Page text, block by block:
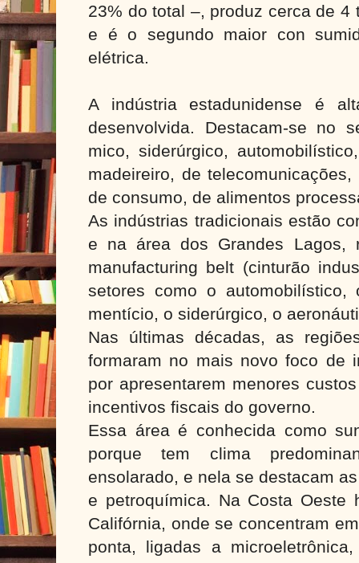
23% do total –, produz cerca de 4
e é o segundo maior con
elétrica.
A indústria estadunidense é
desenvolvida. Destacam-se no
mico, siderúrgico,
madeireiro, de
de consumo, de alimentos
As indústrias tradicionais estão
e na área dos Grandes Lagos,
manufacturing belt (cinturão
setores como o automobilístico,
mentício, o siderúrgico, o
Nas últimas décadas, as
formaram no mais novo foco de
por apresentarem menores
incentivos fiscais do governo.
Essa área é conhecida como
porque tem clima
ensolarado, e nela se destacam
e petroquímica. Na Costa
Califórnia, onde se concentram
ponta, ligadas a